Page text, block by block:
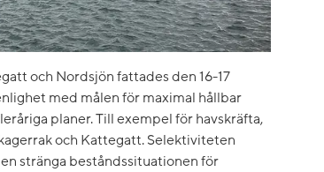
och Nordsjön fattades den 16-17
med målen för maximal hållbar
planer. Till exempel för havskräfta,
och Kattegatt. Selektiviteten
stränga beståndssituationen för